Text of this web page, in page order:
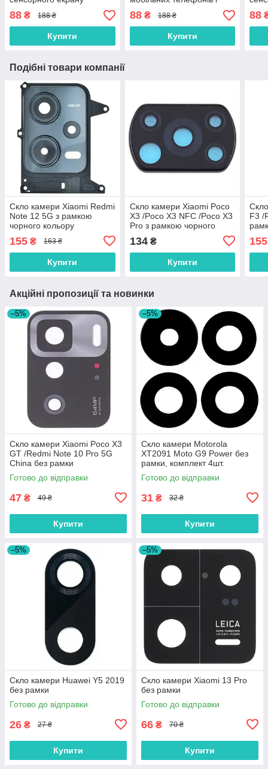
(модуля) 15 мл
88 ₴ 188 ₴
Купити
88₴ 188 ₴
Купити
88
Подібні товари компанії
Скло камери Xiaomi Redmi
Note 12 5G з рамкою
чорного кольору
155 ₴ 163 ₴
Купити
Скло камери Xiaomi Poco
X3 /Poco X3 NFC /Poco X3
Pro з рамкою чорного
134₴
Купити
F3 /
155
Акційні пропозиції та новинки
–5%
Скло камери Xiaomi Poco X3
GT /Redmi Note 10 Pro 5G
China без рамки
Готово до відправки
47 ₴ 49 ₴
Купити
–5%
Скло камери Motorola
XT2091 Moto G9 Power без
рамки, комплект 4шт.
Готово до відправки
31 ₴ 32 ₴
Купити
–5%
Скло камери Huawei Y5 2019
без рамки
Готово до відправки
26 ₴ 27 ₴
Купити
–5%
Скло камери Xiaomi 13 Pro
без рамки
Готово до відправки
66 ₴ 70 ₴
Купити